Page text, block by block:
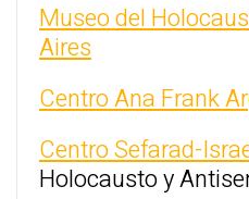
Museo del
Aires
Centro Ana Frank
Centro Sefarad-
Holocausto y